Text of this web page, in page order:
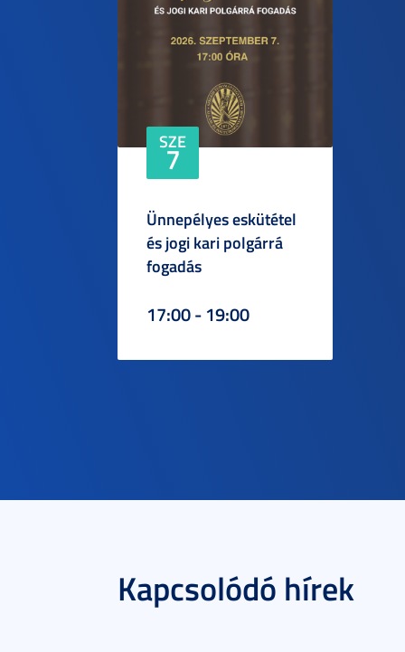
SZE
7
Ünnepélyes eskütétel
és jogi kari polgárrá
fogadás
17:00 - 19:00
Kapcsolódó hírek